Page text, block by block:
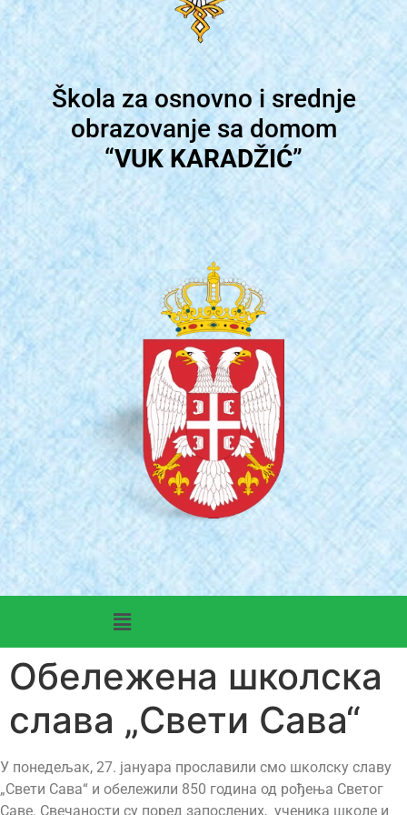
Škola za osnovno i srednje
obrazovanje sa domom
“VUK KARADŽIĆ”
Обележена школска
слава „Свети Сава“
У понедељак, 27. јануара прославили смо школску славу
„Свети Сава“ и обележили 850 година од рођења Светог
Саве. Свечаности су поред запослених, ученика школе и